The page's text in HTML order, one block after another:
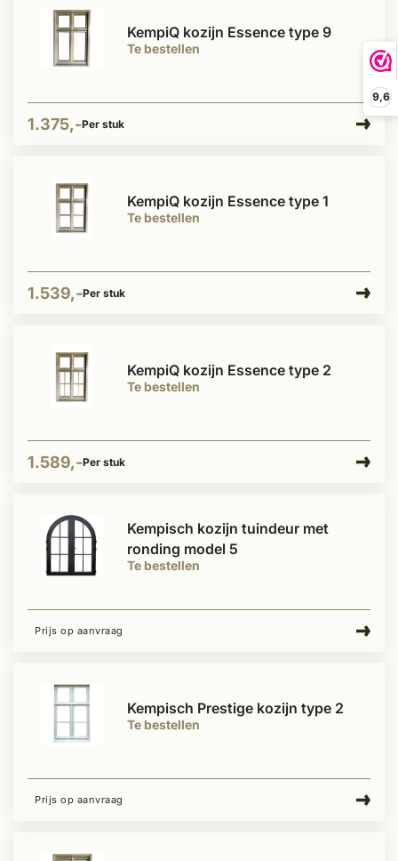
9,6
Te bestellen
KempiQ kozijn Essence type 9
1.375,-Per stuk
Te bestellen
KempiQ kozijn Essence type 1
1.539,-Per stuk
Te bestellen
KempiQ kozijn Essence type 2
1.589,-Per stuk
Te bestellen
Kempisch kozijn tuindeur met
ronding model 5
Prijs op aanvraag
Te bestellen
Kempisch Prestige kozijn type 2
Prijs op aanvraag